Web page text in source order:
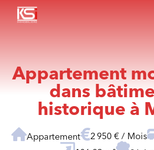
Appartement
dans
historique à
Appartement 2 950 € / Mois